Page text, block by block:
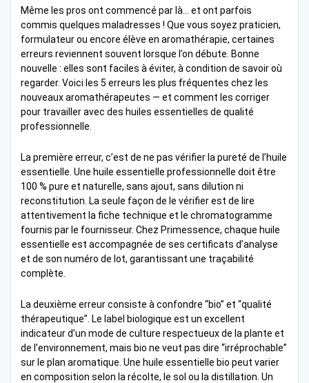
Même les pros ont commencé par là… et ont parfois
commis quelques maladresses ! Que vous soyez praticien,
formulateur ou encore élève en aromathérapie, certaines
erreurs reviennent souvent lorsque l’on débute. Bonne
nouvelle : elles sont faciles à éviter, à condition de savoir où
regarder. Voici les 5 erreurs les plus fréquentes chez les
nouveaux aromathérapeutes — et comment les corriger
pour travailler avec des huiles essentielles de qualité
professionnelle.
La première erreur, c’est de ne pas vérifier la pureté de l’huile
essentielle. Une huile essentielle professionnelle doit être
100 % pure et naturelle, sans ajout, sans dilution ni
reconstitution. La seule façon de le vérifier est de lire
attentivement la fiche technique et le chromatogramme
fournis par le fournisseur. Chez Primessence, chaque huile
essentielle est accompagnée de ses certificats d’analyse
et de son numéro de lot, garantissant une traçabilité
complète.
La deuxième erreur consiste à confondre “bio” et “qualité
thérapeutique”. Le label biologique est un excellent
indicateur d’un mode de culture respectueux de la plante et
de l’environnement, mais bio ne veut pas dire “irréprochable”
sur le plan aromatique. Une huile essentielle bio peut varier
en composition selon la récolte, le sol ou la distillation. Un